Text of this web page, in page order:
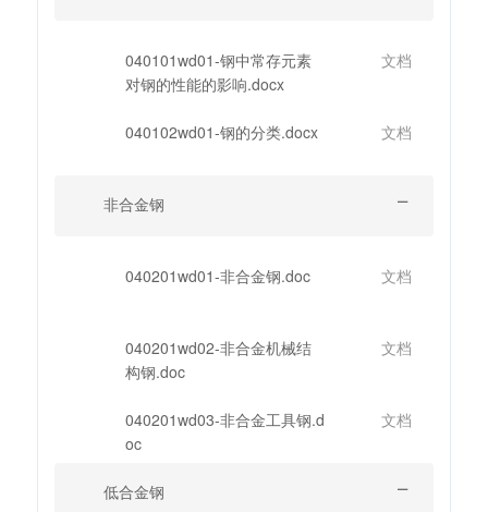
040101wd01-钢中常存元素
对钢的性能的影响.docx
文档
040102wd01-钢的分类.docx 文档
非合金钢
040201wd01-非合金钢.doc 文档
040201wd02-非合金机械结
构钢.doc
文档
040201wd03-非合金工具钢.d
oc
文档
低合金钢